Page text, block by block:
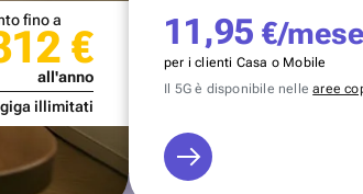
fino a
€
all'anno
giga illimitati
11,95 €/mese
per i clienti Casa o Mobile
Il 5G è disponibile nellearee